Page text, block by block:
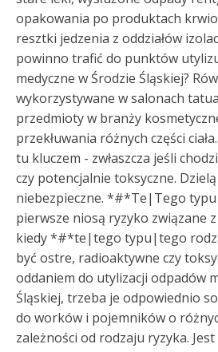
opakowania po produktach
resztki jedzenia z oddziałów
powinno trafić do punktów
medyczne w Środzie Śląskiej?
wykorzystywane w salonach
przedmioty w branży
przekłuwania różnych części
tu kluczem - zwłaszcza jeśli
czy potencjalnie toksyczne.
niebezpieczne. *#*Te|Tego
pierwsze niosą ryzyko związane
kiedy *#*te|tego typu|tego
być ostre, radioaktywne czy
oddaniem do utylizacji odpadów
Śląskiej, trzeba je odpowiednio
do worków i pojemników o
zależności od rodzaju ryzyka.